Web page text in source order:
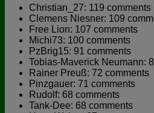
Christian_27: 119 comments
Clemens Niesner: 109
Free Lion: 107 comments
Michi73: 100 comments
PzBrig15: 91 comments
Tobias-Maverick Neumann:
Rainer Preuß: 72 comments
Pinzgauer: 71 comments
Rudolf: 68 comments
Tank-Dee: 68 comments